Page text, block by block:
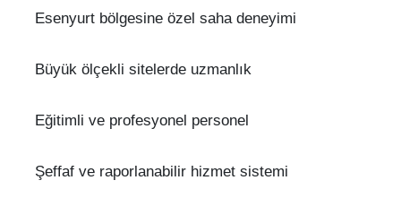
Esenyurt bölgesine özel saha deneyimi
Büyük ölçekli sitelerde uzmanlık
Eğitimli ve profesyonel personel
Şeffaf ve raporlanabilir hizmet sistemi